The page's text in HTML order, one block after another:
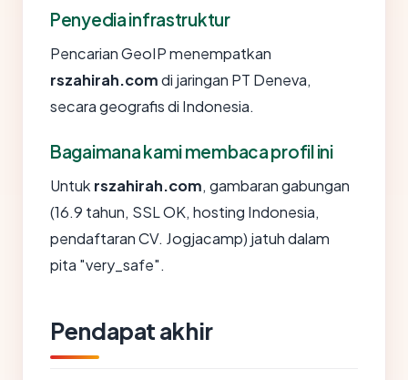
Penyedia infrastruktur
Pencarian GeoIP menempatkan
rszahirah.comdi jaringan PT Deneva,
secara geografis di Indonesia.
Bagaimana kami membaca profil ini
Untuk rszahirah.com, gambaran gabungan
(16.9 tahun, SSL OK, hosting Indonesia,
pendaftaran CV. Jogjacamp) jatuh dalam
pita "very_safe".
Pendapat akhir